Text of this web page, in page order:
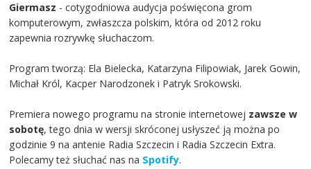
Giermasz - cotygodniowa audycja poświęcona grom
komputerowym, zwłaszcza polskim, która od 2012 roku
zapewnia rozrywkę słuchaczom.
Program tworzą: Ela Bielecka, Katarzyna Filipowiak, Jarek Gowin,
Michał Król, Kacper Narodzonek i Patryk Srokowski.
Premiera nowego programu na stronie internetowej zawsze w
sobotę, tego dnia w wersji skróconej usłyszeć ją można po
godzinie 9 na antenie Radia Szczecin i Radia Szczecin Extra.
Polecamy też słuchać nas na Spotify.